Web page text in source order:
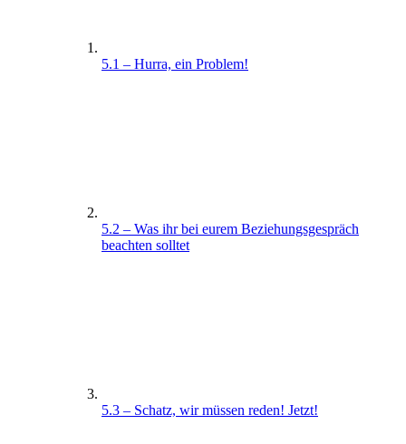
5.1 – Hurra, ein Problem!
5.2 – Was ihr bei eurem Beziehungsgespräch
beachten solltet
5.3 – Schatz, wir müssen reden! Jetzt!